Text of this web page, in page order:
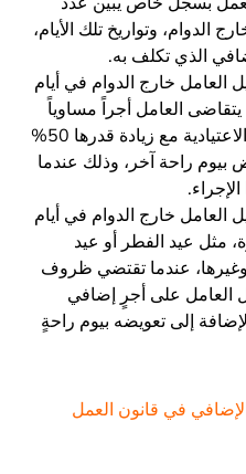
وتواريخ تلك الأيام،
الذي تكلف به.
خارج الدوام في أيام
العامل أجراً مساوياً
لأجره في ساعات العمل الاعتيادية مع زيادة قدرها 50%
راحة آخر، وذلك عندما
خارج الدوام في أيام
مثل عيد الفطر أو عيد
عندما تقتضي ظروف
العامل على أجرٍ إضافي
إلى تعويضه بيوم راحةٍ
في قانون العمل